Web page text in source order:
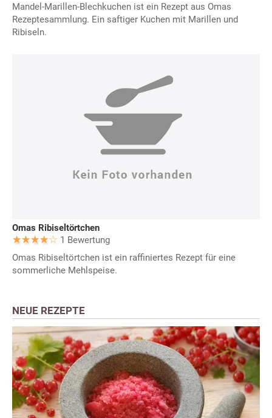
Mandel-Marillen-Blechkuchen ist ein Rezept aus Omas
Rezeptesammlung. Ein saftiger Kuchen mit Marillen und
Ribiseln.
Omas Ribiseltörtchen
1 Bewertung
Omas Ribiseltörtchen ist ein raffiniertes Rezept für eine
sommerliche Mehlspeise.
NEUE REZEPTE